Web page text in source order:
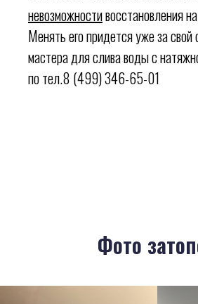
невозможностивосстановления
Менять его придется уже за
мастера для слива воды с
по тел.8 (499) 346-65-01
Фото